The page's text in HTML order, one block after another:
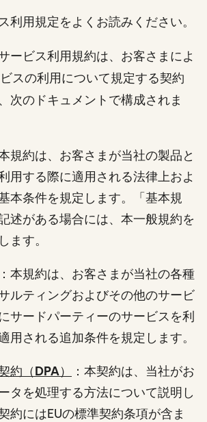
利用規定をよくお読みください。
ービス利用規約は、お客さまによ
スの利用について規定する契約
次のドキュメントで構成されま
本規約は、お客さまが当社の製品と
用する際に適用される法律上およ
本条件を規定します。「基本規
述がある場合には、本一般規約を
ます。
：本規約は、お客さまが当社の各種
ルティングおよびその他のサービ
サードパーティーのサービスを利
用される追加条件を規定します。
約（DPA）
：本契約は、当社がお
タを処理する方法について説明し
約にはEUの標準契約条項が含ま